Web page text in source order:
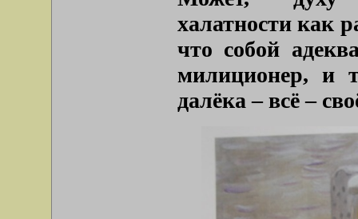
халатности как
что собой
милиционер, и
далёка – всё –